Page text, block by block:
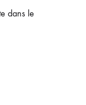
dans le